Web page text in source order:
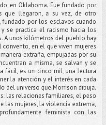
en Oklahoma. Fue fundado por
que llegaron, a su vez, de otro
fundado por los esclavos cuando
se practica el racismo hacia los
A unos kilómetros del pueblo hay
en el que viven mujeres
extraña, empujadas por su
a misma, se salvan y se
fácil, es un cinco mil, una lectura
la atención y el interés en cada
del universo que Morrison dibuja.
las relaciones familiares, el peso
las mujeres, la violencia extrema,
feminista con las